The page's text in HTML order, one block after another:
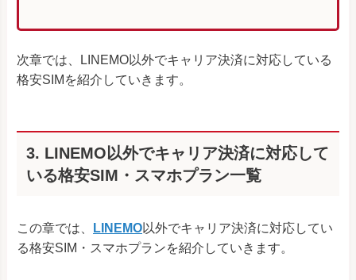
次章では、LINEMO以外でキャリア決済に対応している
格安SIMを紹介していきます。
3. LINEMO以外でキャリア決済に対応して
いる格安SIM・スマホプラン一覧
この章では、 LINEMO以外でキャリア決済に対応してい
る格安SIM・スマホプランを紹介していきます。